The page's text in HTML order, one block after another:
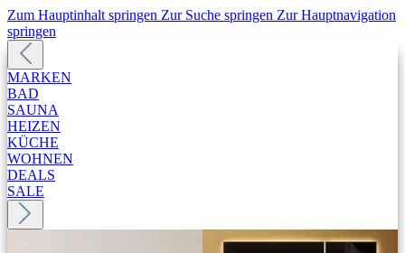
Zum Hauptinhalt springen Zur Suche springen Zur Hauptnavigation
springen
MARKEN
BAD
SAUNA
HEIZEN
KÜCHE
WOHNEN
DEALS
SALE